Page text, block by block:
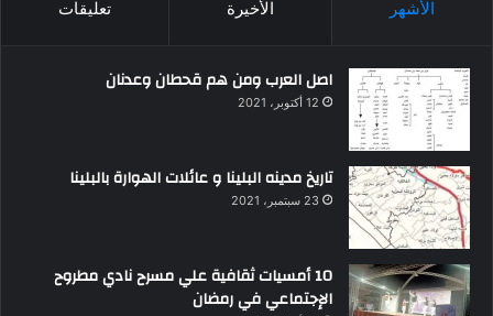
الأشهر الأخيرة تعليقات
اصل العرب ومن هم قحطان وعدنان
12 أكتوبر، 2021
تاريخ مدينه البلينا و عائلات الهوارة بالبلينا
23 سبتمبر، 2021
10 أمسيات ثقافية علي مسرح نادي مطروح
الإجتماعي في رمضان